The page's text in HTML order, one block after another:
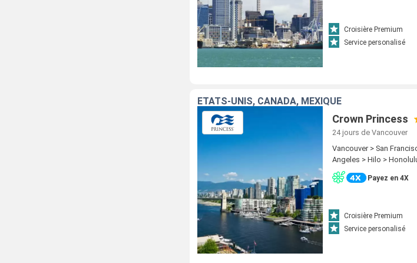
Croisière Premium
Service personalisé
ÉTATS-UNIS, CANADA, MEXIQUE
Crown Princess
24 jours de Vancouver
Vancouver > San
Angeles > Hilo >
Payez en 4X
Croisière Premium
Service personalisé